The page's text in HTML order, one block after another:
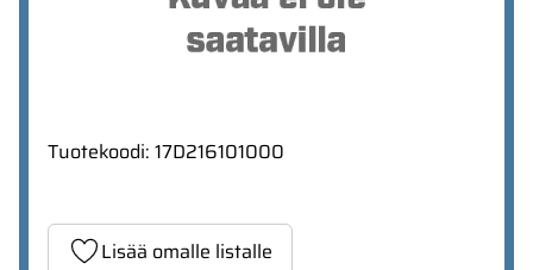
Tuotekoodi: 17D216101000
Lisää omalle listalle